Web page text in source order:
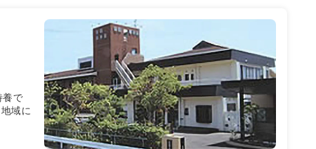
養で
域に